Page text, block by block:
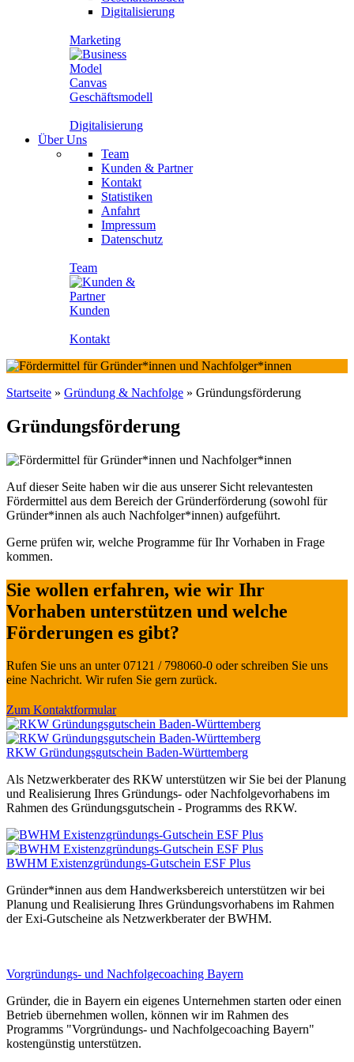
Digitalisierung
Marketing
Geschäftsmodell
Digitalisierung
Über Uns
Team
Kunden & Partner
Kontakt
Statistiken
Anfahrt
Impressum
Datenschutz
Team
Kunden
Kontakt
Startseite » Gründung & Nachfolge » Gründungsförderung
Gründungsförderung
Auf dieser Seite haben wir die aus unserer Sicht relevantesten
Fördermittel aus dem Bereich der Gründerförderung (sowohl für
Gründer*innen als auch Nachfolger*innen) aufgeführt.
Gerne prüfen wir, welche Programme für Ihr Vorhaben in Frage
kommen.
Sie wollen erfahren, wie wir Ihr
Vorhaben unterstützen und welche
Förderungen es gibt?
Rufen Sie uns an unter 07121 / 798060-0 oder schreiben Sie uns
eine Nachricht. Wir rufen Sie gern zurück.
Zum Kontaktformular
RKW Gründungsgutschein Baden-Württemberg
Als Netzwerkberater des RKW unterstützen wir Sie bei der Planung
und Realisierung Ihres Gründungs- oder Nachfolgevorhabens im
Rahmen des Gründungsgutschein - Programms des RKW.
BWHM Existenzgründungs-Gutschein ESF Plus
Gründer*innen aus dem Handwerksbereich unterstützen wir bei
Planung und Realisierung Ihres Gründungsvorhabens im Rahmen
der Exi-Gutscheine als Netzwerkberater der BWHM.
Vorgründungs- und Nachfolgecoaching Bayern
Gründer, die in Bayern ein eigenes Unternehmen starten oder einen
Betrieb übernehmen wollen, können wir im Rahmen des
Programms "Vorgründungs- und Nachfolgecoaching Bayern"
kostengünstig unterstützen.